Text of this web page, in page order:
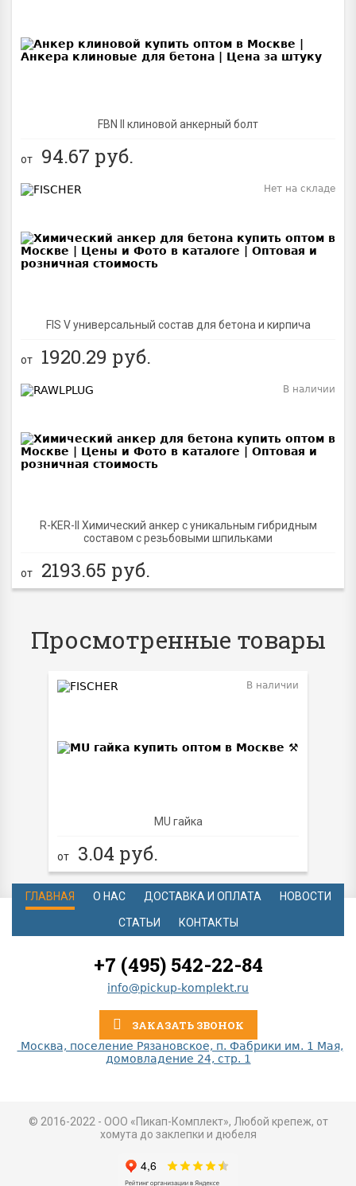
FBN II клиновой анкерный болт
от 94.67 руб.
FIS V универсальный состав для бетона и кирпича
Нет на складе
от 1920.29 руб.
R-KER-II Химический анкер с уникальным гибридным
составом с резьбовыми шпильками
В наличии
от 2193.65 руб.
Просмотренные товары
MU гайка
В наличии
от 3.04 руб.
ГЛАВНАЯ О НАС ДОСТАВКА И ОПЛАТА НОВОСТИ
СТАТЬИ КОНТАКТЫ
+7 (495) 542-22-84
info@pickup-komplekt.ru
ЗАКАЗАТЬ ЗВОНОК
Москва, поселение Рязановское, п. Фабрики им. 1 Мая,
домовладение 24, стр. 1
© 2016-2022 - ООО «Пикап-Комплект», Любой крепеж, от
хомута до заклепки и дюбеля